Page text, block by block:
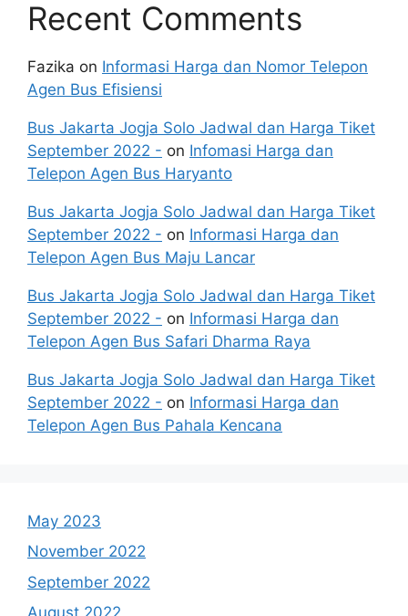
Recent Comments
Fazika on Informasi Harga dan Nomor Telepon
Agen Bus Efisiensi
Bus Jakarta Jogja Solo Jadwal dan Harga Tiket
September 2022 - on Infomasi Harga dan
Telepon Agen Bus Haryanto
Bus Jakarta Jogja Solo Jadwal dan Harga Tiket
September 2022 - on Informasi Harga dan
Telepon Agen Bus Maju Lancar
Bus Jakarta Jogja Solo Jadwal dan Harga Tiket
September 2022 - on Informasi Harga dan
Telepon Agen Bus Safari Dharma Raya
Bus Jakarta Jogja Solo Jadwal dan Harga Tiket
September 2022 - on Informasi Harga dan
Telepon Agen Bus Pahala Kencana
May 2023
November 2022
September 2022